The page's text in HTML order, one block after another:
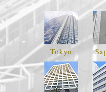
Tokyo
会員様